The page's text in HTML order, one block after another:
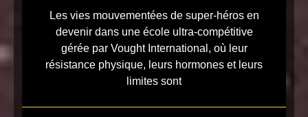
Les vies mouvementées de super-héros en
devenir dans une école ultra-compétitive
gérée par Vought International, où leur
résistance physique, leurs hormones et leurs
limites sont